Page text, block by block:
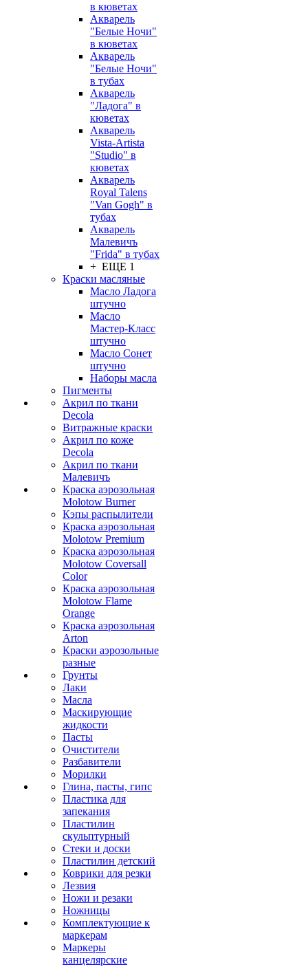
в кюветах
Акварель
"Белые Ночи"
в кюветах
Акварель
"Белые Ночи"
в тубах
Акварель
"Ладога" в
кюветах
Акварель
Vista-Artista
"Studio" в
кюветах
Акварель
Royal Talens
"Van Gogh" в
тубах
Акварель
Малевичъ
"Frida" в тубах
+ ЕЩЕ 1
Краски масляные
Масло Ладога
штучно
Масло
Мастер-Класс
штучно
Масло Сонет
штучно
Наборы масла
Пигменты
Акрил по ткани
Decola
Витражные краски
Акрил по коже
Decola
Акрил по ткани
Малевичъ
Краска аэрозольная
Molotow Burner
Кэпы распылители
Краска аэрозольная
Molotow Premium
Краска аэрозольная
Molotow Coversall
Color
Краска аэрозольная
Molotow Flame
Orange
Краска аэрозольная
Arton
Краски аэрозольные
разные
Грунты
Лаки
Масла
Маскирующие
жидкости
Пасты
Очистители
Разбавители
Морилки
Глина, пасты, гипс
Пластика для
запекания
Пластилин
скульптурный
Стеки и доски
Пластилин детский
Коврики для резки
Лезвия
Ножи и резаки
Ножницы
Комплектующие к
маркерам
Маркеры
канцелярские